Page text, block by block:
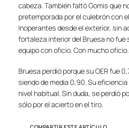
cabeza. También faltó Gomis que
pretemporada por el culebrón con
Inoperantes desde el exterior, sin
fortaleza interior del Bruesa no
equipo con oficio. Con mucho oficio.
Bruesa perdió porque su OER fue
siendo de media 0,90. Su
nivel habitual. Sin duda, se perdió
sólo por el acierto en el tiro.